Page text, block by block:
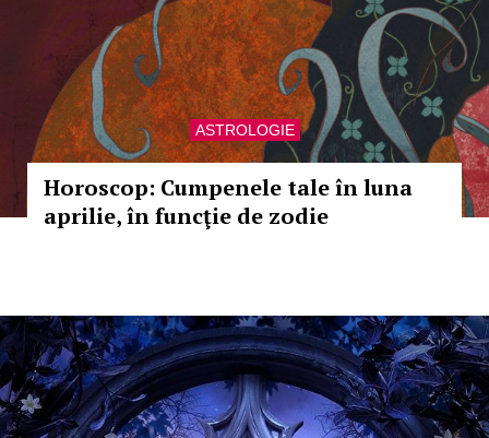
ASTROLOGIE
Horoscop: Cumpenele tale în luna
aprilie, în funcţie de zodie